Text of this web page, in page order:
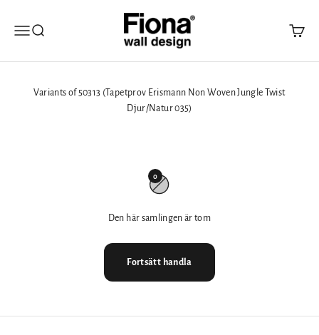
Öppna navigeringsmenyn
Öppna sök
Fiona Walldesign
Variants of 50313 (Tapetprov Erismann Non Woven Jungle Twist
Djur/Natur 035)
0
Den här samlingen är tom
Fortsätt handla